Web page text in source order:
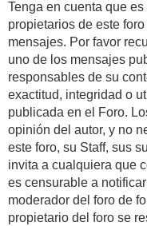
Tenga en cuenta que
propietarios de este
mensajes. Por favor
uno de los mensajes
responsables de su
exactitud, integridad o
publicada en el Foro.
opinión del autor, y no
este foro, su Staff, sus
invita a cualquiera que
es censurable a
moderador del foro de
propietario del foro se